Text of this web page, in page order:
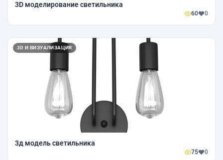
3D моделирование светильника
60 0
3D И ВИЗУАЛИЗАЦИЯ
3д модель светильника
75 0